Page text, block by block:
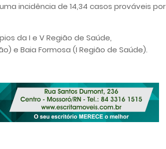
incidência de 14,34 casos prováveis por
da I e V Região de Saúde,
e Baia Formosa (I Região de Saúde).